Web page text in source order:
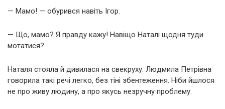
— Мамо! — обурився навіть Ігор.
— Що, мамо? Я правду кажу! Навіщо Наталі щодня туди
мотатися?
Наталя стояла й дивилася на свекруху. Людмила Петрівна
говорила такі речі легко, без тіні збентеження. Ніби йшлося
не про живу людину, а про якусь незручну проблему.